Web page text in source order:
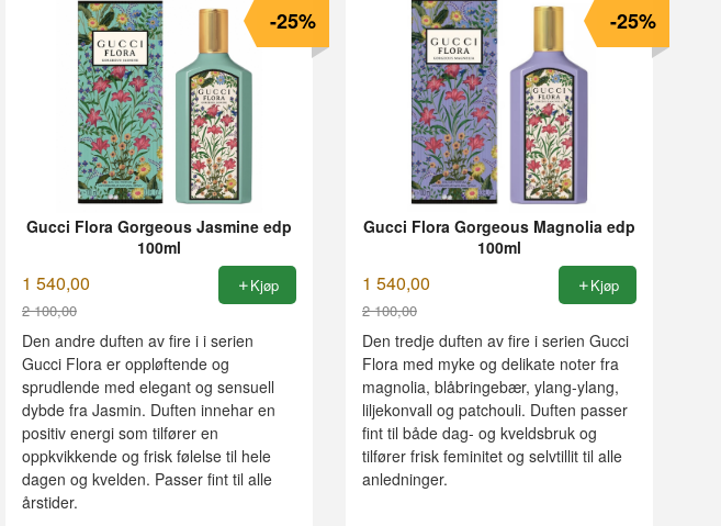
Gucci Flora Gorgeous Jasmine edp
100ml
1 540,00
2 100,00
Rabatt
-25%
Kjøp
Den andre duften av fire i i serien
Gucci Flora er oppløftende og
sprudlende med elegant og sensuell
dybde fra Jasmin. Duften innehar en
positiv energi som tilfører en
oppkvikkende og frisk følelse til hele
dagen og kvelden. Passer fint til alle
årstider.
Gucci Flora Gorgeous Magnolia edp
100ml
1 540,00
2 100,00
Rabatt
-25%
Kjøp
Den tredje duften av fire i serien Gucci
Flora med myke og delikate noter fra
magnolia, blåbringebær, ylang-ylang,
liljekonvall og patchouli. Duften passer
fint til både dag- og kveldsbruk og
tilfører frisk feminitet og selvtillit til alle
anledninger.